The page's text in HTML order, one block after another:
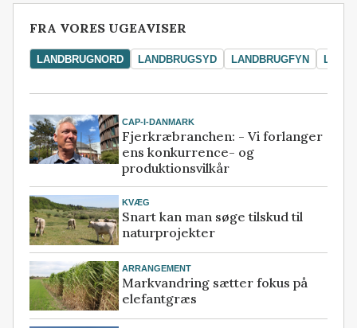
FRA VORES UGEAVISER
LANDBRUGNORD LANDBRUGSYD LANDBRUGFYN
CAP-I-DANMARK
Fjerkræbranchen: - Vi forlanger
ens konkurrence- og
produktionsvilkår
KVÆG
Snart kan man søge tilskud til
naturprojekter
ARRANGEMENT
Markvandring sætter fokus på
elefantgræs